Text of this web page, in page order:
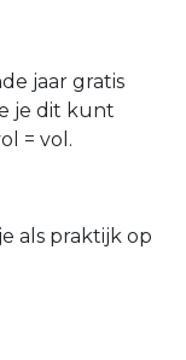
jaar gratis
je dit kunt
= vol.
als praktijk op